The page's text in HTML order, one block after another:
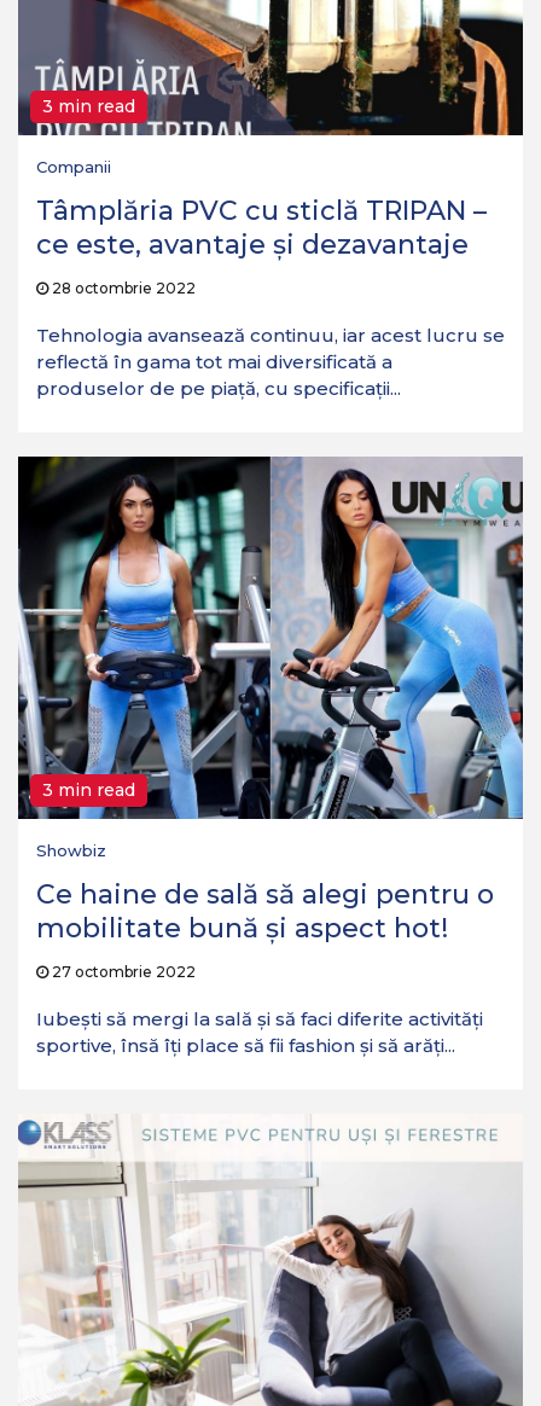
3 min read
Companii
Tâmplăria PVC cu sticlă TRIPAN –
ce este, avantaje și dezavantaje
28 octombrie 2022
Tehnologia avansează continuu, iar acest lucru se
reflectă în gama tot mai diversificată a
produselor de pe piață, cu specificații...
3 min read
Showbiz
Ce haine de sală să alegi pentru o
mobilitate bună şi aspect hot!
27 octombrie 2022
Iubești să mergi la sală și să faci diferite activități
sportive, însă îți place să fii fashion şi să arăți...